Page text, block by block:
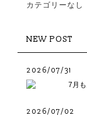
カテゴリーなし
NEW POST
2026/07/31
7月
2026/07/02